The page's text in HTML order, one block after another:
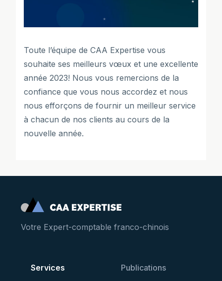
Toute l’équipe de CAA Expertise vous
souhaite ses meilleurs vœux et une excellente
année 2023! Nous vous remercions de la
confiance que vous nous accordez et nous
nous efforçons de fournir un meilleur service
à chacun de nos clients au cours de la
nouvelle année.
Votre Expert-comptable franco-chinois
Services Publications